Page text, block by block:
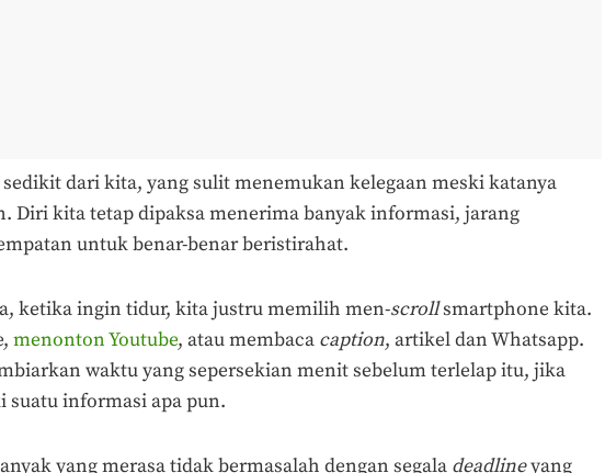
dari kita, yang sulit menemukan kelegaan meski katanya
Diri kita tetap dipaksa menerima banyak informasi, jarang
untuk benar-benar beristirahat.
ketika ingin tidur, kita justru memilih men-scrollsmartphone kita.
menonton Youtube, atau membaca caption, artikel dan Whatsapp.
waktu yang sepersekian menit sebelum terlelap itu, jika
suatu informasi apa pun.
yang merasa tidak bermasalah dengan segala deadlineyang